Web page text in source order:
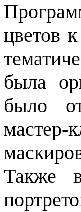
цветов
была
было
Также